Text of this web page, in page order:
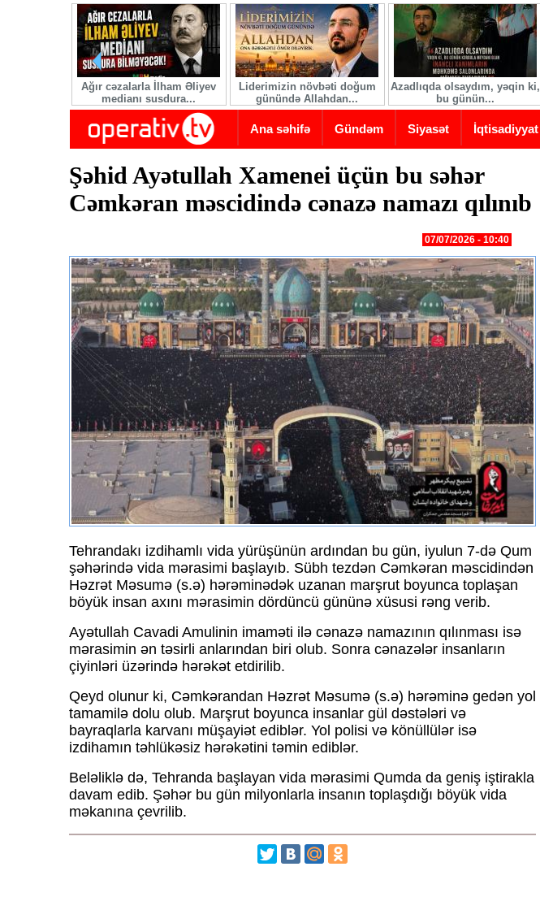
Skip to main content
Ağır cəzalarla İlham Əliyev
medianı susdura...
Liderimizin növbəti doğum
günündə Allahdan...
Azadlıqda olsaydım, yəqin ki,
bu günün...
Ana səhifə Gündəm Siyasət İqtisadiyyat
Şəhid Ayətullah Xamenei üçün bu səhər
Cəmkəran məscidində cənazə namazı qılınıb
07/07/2026 - 10:40
Tehrandakı izdihamlı vida yürüşünün ardından bu gün, iyulun 7-də Qum
şəhərində vida mərasimi başlayıb. Sübh tezdən Cəmkəran məscidindən
Həzrət Məsumə (s.ə) hərəminədək uzanan marşrut boyunca toplaşan
böyük insan axını mərasimin dördüncü gününə xüsusi rəng verib.
Ayətullah Cavadi Amulinin imaməti ilə cənazə namazının qılınması isə
mərasimin ən təsirli anlarından biri olub. Sonra cənazələr insanların
çiyinləri üzərində hərəkət etdirilib.
Qeyd olunur ki, Cəmkərandan Həzrət Məsumə (s.ə) hərəminə gedən yol
tamamilə dolu olub. Marşrut boyunca insanlar gül dəstələri və
bayraqlarla karvanı müşayiət ediblər. Yol polisi və könüllülər isə
izdihamın təhlükəsiz hərəkətini təmin ediblər.
Beləliklə də, Tehranda başlayan vida mərasimi Qumda da geniş iştirakla
davam edib. Şəhər bu gün milyonlarla insanın toplaşdığı böyük vida
məkanına çevrilib.